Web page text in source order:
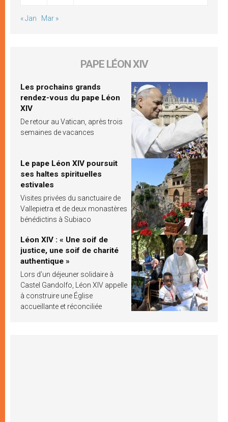
« Jan Mar »
PAPE LÉON XIV
Les prochains grands
rendez-vous du pape Léon
XIV
De retour au Vatican, après trois
semaines de vacances
Le pape Léon XIV poursuit
ses haltes spirituelles
estivales
Visites privées du sanctuaire de
Vallepietra et de deux monastères
bénédictins à Subiaco
Léon XIV : « Une soif de
justice, une soif de charité
authentique »
Lors d’un déjeuner solidaire à
Castel Gandolfo, Léon XIV appelle
à construire une Église
accueillante et réconciliée